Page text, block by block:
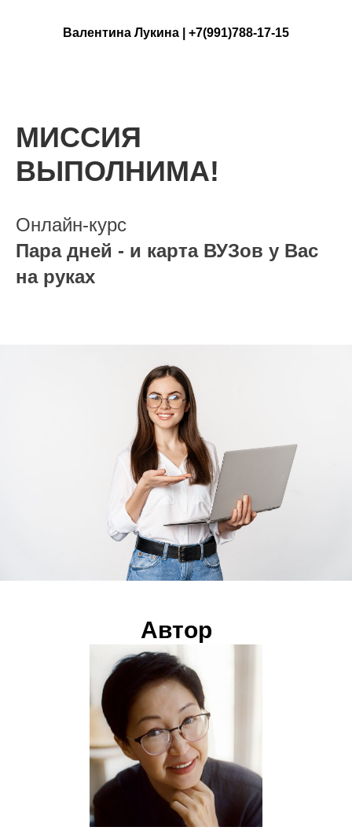
Валентина Лукина | +7(991)788-17-15
МИССИЯ
ВЫПОЛНИМА!
Онлайн-курс
Пара дней - и карта ВУЗов у Вас
на руках
Автор